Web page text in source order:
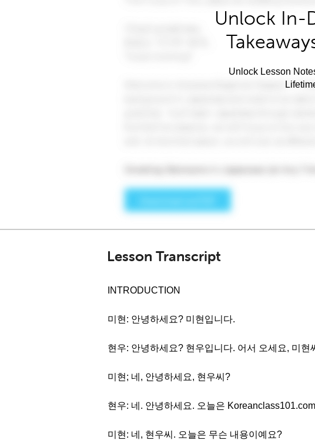
Unlock In-
Unlock Lesson
Lesson Transcript
INTRODUCTION
미현: 안녕하세요? 미현입니다.
현우: 안녕하세요? 현우입니다. 어서 오세요, 미현
미현; 네, 안녕하세요, 현우씨?
현우: 네. 안녕하세요. 오늘은
미현: 네, 현우씨. 오늘은 무슨 내용이예요?